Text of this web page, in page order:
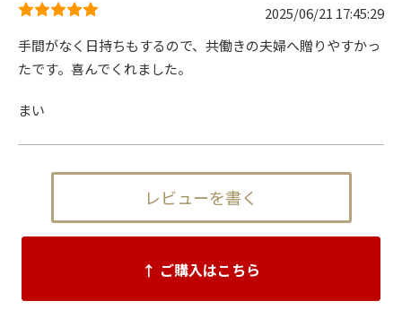
2025/06/21 17:45:29
手間がなく日持ちもするので、共働きの夫婦へ贈りやすかっ
たです。喜んでくれました。
まい
レビューを書く
↑ ご購入はこちら